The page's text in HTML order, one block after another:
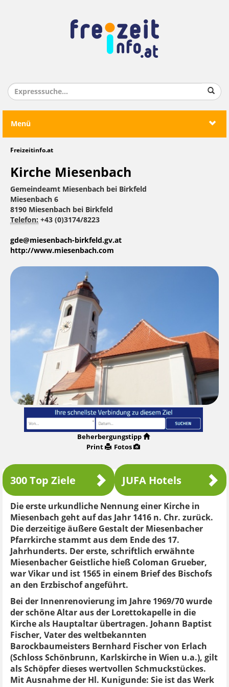
Menü
Freizeitinfo.at
Kirche Miesenbach
Gemeindeamt Miesenbach bei Birkfeld
Miesenbach 6
8190 Miesenbach bei Birkfeld
Telefon: +43 (0)3174/8223
gde@miesenbach-birkfeld.gv.at
http://www.miesenbach.com
Beherbergungstipp
Print
Fotos
300 Top Ziele JUFA Hotels
Die erste urkundliche Nennung einer Kirche in
Miesenbach geht auf das Jahr 1416 n. Chr. zurück.
Die derzeitige äußere Gestalt der Miesenbacher
Pfarrkirche stammt aus dem Ende des 17.
Jahrhunderts. Der erste, schriftlich erwähnte
Miesenbacher Geistliche hieß Coloman Grueber,
war Vikar und ist 1565 in einem Brief des Bischofs
an den Erzbischof angeführt.
Bei der Innenrenovierung im Jahre 1969/70 wurde
der schöne Altar aus der Lorettokapelle in die
Kirche als Hauptaltar übertragen. Johann Baptist
Fischer, Vater des weltbekannten
Barockbaumeisters Bernhard Fischer von Erlach
(Schloss Schönbrunn, Karlskirche in Wien u.a.), gilt
als Schöpfer dieses wertvollen Schmuckstückes.
Mit Ausnahme der Hl. Kunigunde: Sie ist das Werk